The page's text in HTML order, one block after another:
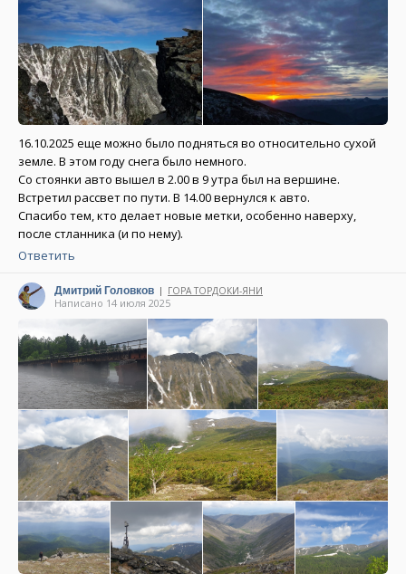
16.10.2025 еще можно было подняться во относительно сухой
земле. В этом году снега было немного.
Со стоянки авто вышел в 2.00 в 9 утра был на вершине.
Встретил рассвет по пути. В 14.00 вернулся к авто.
Спасибо тем, кто делает новые метки, особенно наверху,
после стланника (и по нему).
Ответить
Дмитрий Головков | ГОРА ТОРДОКИ-ЯНИ
Написано 14 июля 2025